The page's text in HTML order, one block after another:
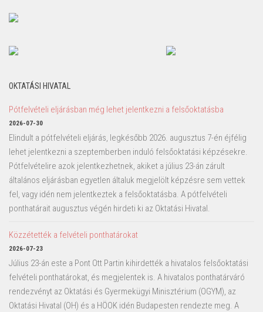
OKTATÁSI HIVATAL
Pótfelvételi eljárásban még lehet jelentkezni a felsőoktatásba
2026-07-30
Elindult a pótfelvételi eljárás, legkésőbb 2026. augusztus 7-én éjfélig
lehet jelentkezni a szeptemberben induló felsőoktatási képzésekre.
Pótfelvételire azok jelentkezhetnek, akiket a július 23-án zárult
általános eljárásban egyetlen általuk megjelölt képzésre sem vettek
fel, vagy idén nem jelentkeztek a felsőoktatásba. A pótfelvételi
ponthatárait augusztus végén hirdeti ki az Oktatási Hivatal.
Közzétették a felvételi ponthatárokat
2026-07-23
Július 23-án este a Pont Ott Partin kihirdették a hivatalos felsőoktatási
felvételi ponthatárokat, és megjelentek is. A hivatalos ponthatárváró
rendezvényt az Oktatási és Gyermekügyi Minisztérium (OGYM), az
Oktatási Hivatal (OH) és a HÖOK idén Budapesten rendezte meg. A